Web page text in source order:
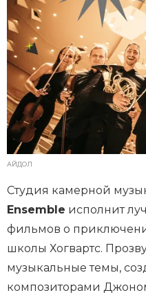
АЙДОЛ
Студия камерной
Ensemble исполнит
фильмов о
школы Хогвартс.
музыкальные темы,
композиторами